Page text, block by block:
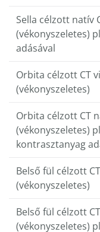
Sella célzott natív
(vékonyszeletes)
adásával
Orbita célzott CT
(vékonyszeletes)
Orbita célzott CT
(vékonyszeletes)
kontrasztanyag
Belső fül célzott
(vékonyszeletes)
Belső fül célzott
(vékonyszeletes)